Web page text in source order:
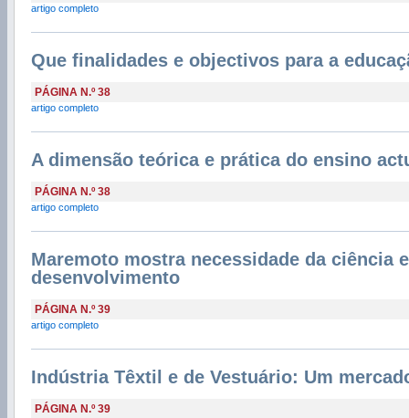
artigo completo
Que finalidades e objectivos para a
PÁGINA N.º 38
artigo completo
A dimensão teórica e prática do ensino
PÁGINA N.º 38
artigo completo
Maremoto mostra necessidade da ciência
desenvolvimento
PÁGINA N.º 39
artigo completo
Indústria Têxtil e de Vestuário: Um
PÁGINA N.º 39